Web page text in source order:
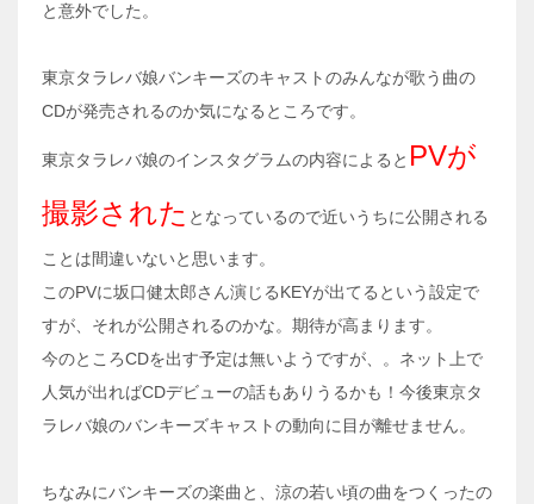
と意外でした。
東京タラレバ娘バンキーズのキャストのみんなが歌う曲の
CDが発売されるのか気になるところです。
東京タラレバ娘のインスタグラムの内容によると PVが
撮影された となっているので近いうちに公開される
ことは間違いないと思います。
このPVに坂口健太郎さん演じるKEYが出てるという設定で
すが、それが公開されるのかな。期待が高まります。
今のところCDを出す予定は無いようですが、。ネット上で
人気が出ればCDデビューの話もありうるかも！今後東京タ
ラレバ娘のバンキーズキャストの動向に目が離せません。
ちなみにバンキーズの楽曲と、涼の若い頃の曲をつくったの